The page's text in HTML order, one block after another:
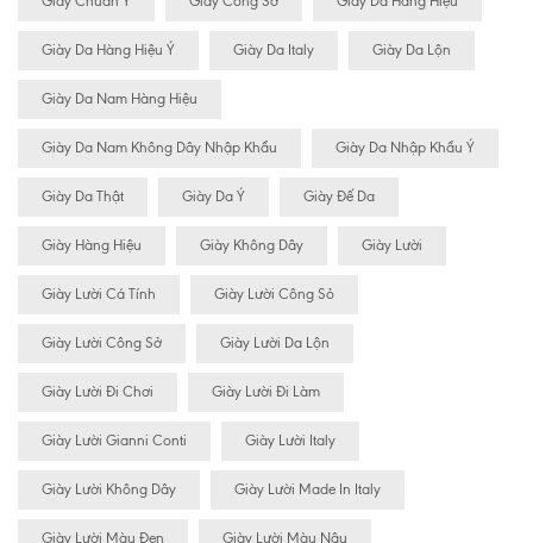
Giày Da Hàng Hiệu Ý Giày Da Italy Giày Da Lộn
Giày Da Nam Hàng Hiệu
Giày Da Nam Không Dây Nhập Khẩu Giày Da Nhập Khẩu Ý
Giày Da Thật Giày Da Ý Giày Đế Da
Giày Hàng Hiệu Giày Không Dây Giày Lười
Giày Lười Cá Tính Giày Lười Công Sỏ
Giày Lười Công Sở Giày Lười Da Lộn
Giày Lười Đi Chơi Giày Lười Đi Làm
Giày Lười Gianni Conti Giày Lười Italy
Giày Lười Không Dây Giày Lười Made In Italy
Giày Lười Màu Đen Giày Lười Màu Nâu